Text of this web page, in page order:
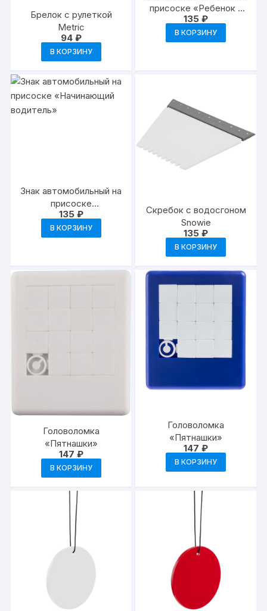
Брелок с рулеткой
Metric
94 ₽
В КОРЗИНУ
присоске «Ребенок в
машине»
135₽
В КОРЗИНУ
Знак автомобильный на
присоске
«Начинающий
водитель»
135 ₽
В КОРЗИНУ
Скребок с водосгоном
Snowie
135₽
В КОРЗИНУ
Головоломка
«Пятнашки»
147 ₽
В КОРЗИНУ
Головоломка
«Пятнашки»
147₽
В КОРЗИНУ